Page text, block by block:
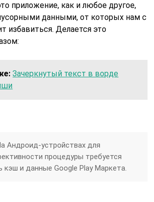
приложение, как и любое другое,
данными, от которых нам с
избавиться. Делается это
Зачеркнутый текст в ворде
Андроид-устройствах для
процедуры требуется
кэш и данные Google Play Маркета.